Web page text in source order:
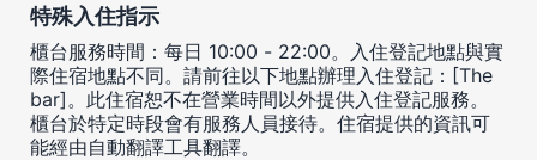
特殊入住指示
櫃台服務時間：每日 10:00 - 22:00。入住登記地點與實
際住宿地點不同。請前往以下地點辦理入住登記：[The
bar]。此住宿恕不在營業時間以外提供入住登記服務。
櫃台於特定時段會有服務人員接待。住宿提供的資訊可
能經由自動翻譯工具翻譯。